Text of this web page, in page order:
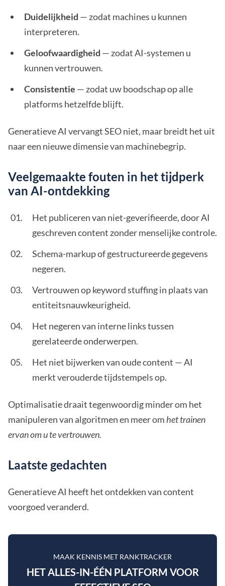
Duidelijkheid — zodat machines u kunnen
interpreteren.
Geloofwaardigheid — zodat AI-systemen u
kunnen vertrouwen.
Consistentie — zodat uw boodschap op alle
platforms hetzelfde blijft.
Generatieve AI vervangt SEO niet, maar breidt het uit
naar een nieuwe dimensie van machinebegrip.
Veelgemaakte fouten in het tijdperk
van AI-ontdekking
Het publiceren van niet-geverifieerde, door AI
geschreven content zonder menselijke controle.
Schema-markup of gestructureerde gegevens
negeren.
Vertrouwen op keyword stuffing in plaats van
entiteitsnauwkeurigheid.
Het negeren van interne links tussen
gerelateerde onderwerpen.
Het niet bijwerken van oude content — AI
merkt verouderde tijdstempels op.
Optimalisatie draait tegenwoordig minder om het
manipuleren van algoritmen en meer om het trainen
ervan om u te vertrouwen.
Laatste gedachten
Generatieve AI heeft het ontdekken van content
voorgoed veranderd.
MAAK KENNIS MET RANKTRACKER
HET ALLES-IN-ÉÉN PLATFORM VOOR